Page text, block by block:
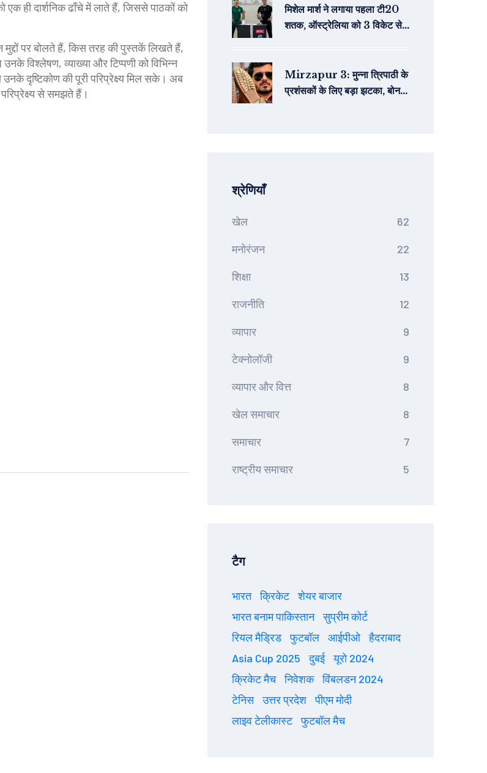
एक ही दार्शनिक ढाँचे में लाते हैं, जिससे पाठकों को
पर बोलते हैं, किस तरह की पुस्तकें लिखते हैं,
विश्लेषण, व्याख्या और टिप्पणी को विभिन्न
दृष्टिकोण की पूरी परिप्रेक्ष्य मिल सके। अब
से समझते हैं।
मिशेल मार्श ने लगाया पहला टी20
शतक, ऑस्ट्रेलिया को 3 विकेट से
Mirzapur 3: मुन्‍ना त्रिपाठी के
प्रशंसकों के लिए बड़ा झटका, बोनस
श्रेणियाँ
खेल 62
मनोरंजन 22
शिक्षा 13
राजनीति 12
व्यापार 9
टेक्नोलॉजी 9
व्यापार और वित्त 8
खेल समाचार 8
समाचार 7
राष्ट्रीय समाचार 5
टैग
भारत क्रिकेट
शेयर बाजार
भारत बनाम पाकिस्तान
सुप्रीम कोर्ट
रियल मैड्रिड
फुटबॉल आईपीओ
हैदराबाद
Asia Cup 2025
दुबई
यूरो 2024
क्रिकेट मैच
निवेशक
विंबलडन 2024
टेनिस
उत्तर प्रदेश
पीएम मोदी
लाइव टेलीकास्ट
फुटबॉल मैच